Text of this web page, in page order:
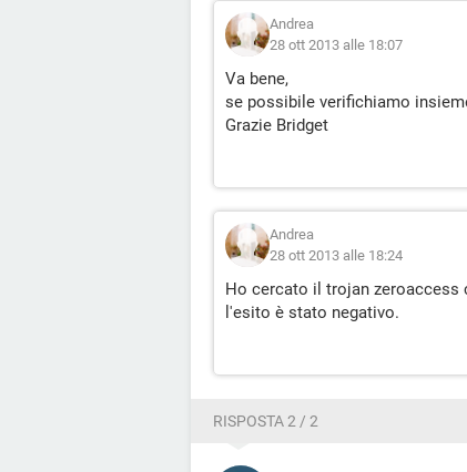
Andrea
28 ott 2013 alle 18:07
Va bene,
se possibile verifichiamo
Grazie Bridget
Andrea
28 ott 2013 alle 18:24
Ho cercato il trojan
l'esito è stato negativo.
RISPOSTA 2 / 2